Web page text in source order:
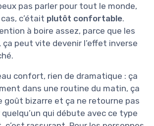
pas parler pour tout le monde,
c’était plutôt confortable.
à boire assez, parce que les
ça peut vite devenir l’effet inverse
confort, rien de dramatique : ça
dans une routine du matin, ça
goût bizarre et ça ne retourne pas
quelqu’un qui débute avec ce type